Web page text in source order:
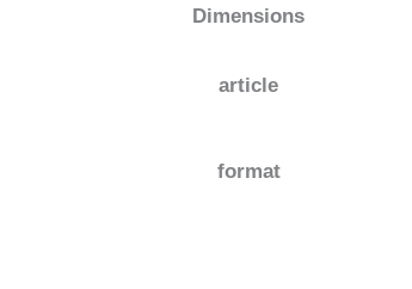
Dimensions
article
format